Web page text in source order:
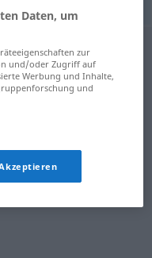
Daten, um
zur
und/oder Zugriff auf
Werbung und Inhalte,
und